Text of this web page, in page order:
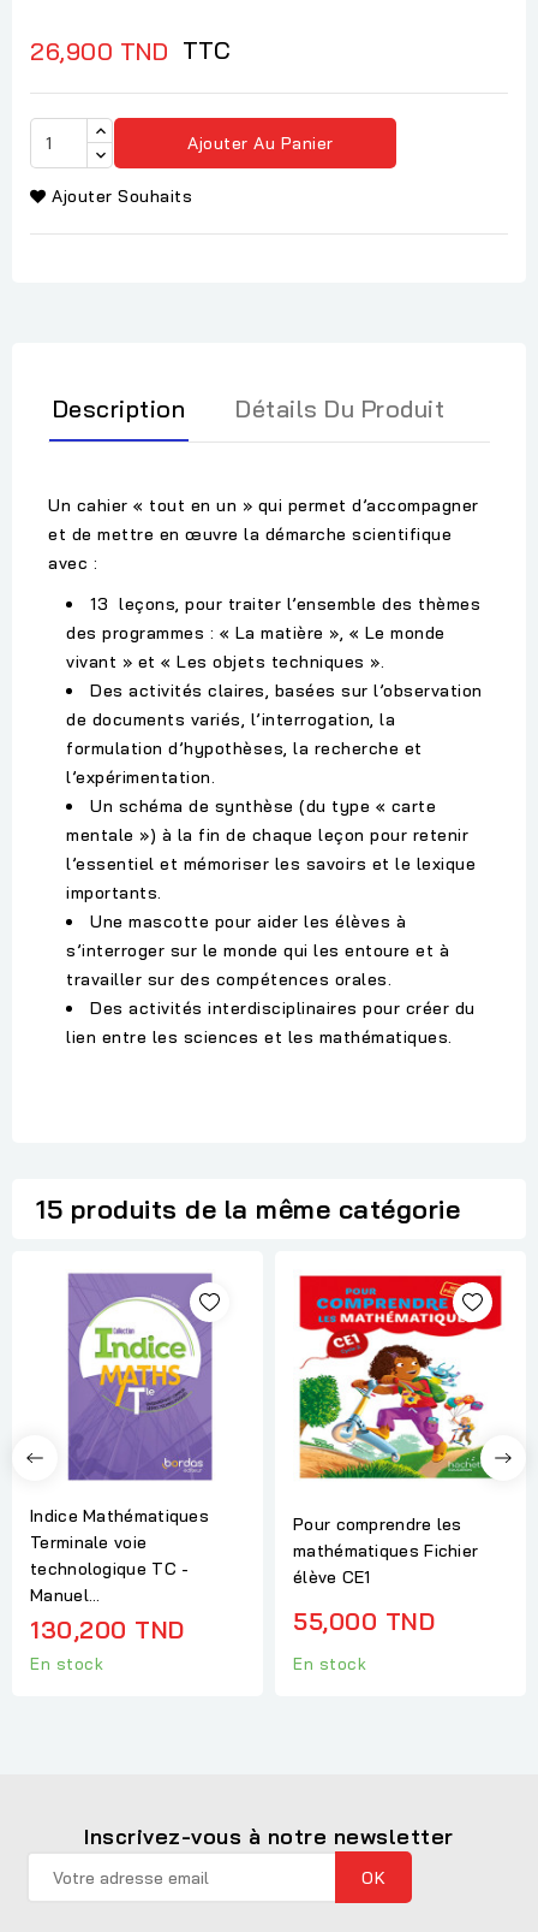
26,900 TND TTC
Ajouter Au Panier
Ajouter Souhaits
Description Détails Du Produit
Un cahier « tout en un » qui permet d’accompagner
et de mettre en œuvre la démarche scientifique
avec :
13 leçons, pour traiter l’ensemble des thèmes
des programmes : « La matière », « Le monde
vivant » et « Les objets techniques ».
Des activités claires, basées sur l’observation
de documents variés, l’interrogation, la
formulation d’hypothèses, la recherche et
l’expérimentation.
Un schéma de synthèse (du type « carte
mentale ») à la fin de chaque leçon pour retenir
l’essentiel et mémoriser les savoirs et le lexique
importants.
Une mascotte pour aider les élèves à
s’interroger sur le monde qui les entoure et à
travailler sur des compétences orales.
Des activités interdisciplinaires pour créer du
lien entre les sciences et les mathématiques.
15 produits de la même catégorie
Indice Mathématiques
Terminale voie
technologique TC -
Manuel...
130,200 TND
En stock
Pour comprendre les
mathématiques Fichier
élève CE1
55,000 TND
En stock
Inscrivez-vous à notre newsletter